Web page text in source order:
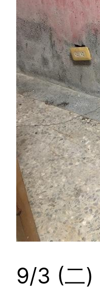
9/3 (二)